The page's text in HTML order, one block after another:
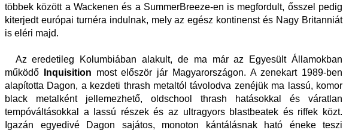
többek között a Wackenen és a SummerBreeze-en is megfordult, ősszel pedig
kiterjedt európai turnéra indulnak, mely az egész kontinenst és Nagy Britanniát
is eléri majd.
Az eredetileg Kolumbiában alakult, de ma már az Egyesült Államokban
működő
Inquisition most először jár Magyarországon. A zenekart 1989-ben
alapította Dagon, a kezdeti thrash metaltól távolodva zenéjük ma lassú, komor
black metalként jellemezhető, oldschool thrash hatásokkal és váratlan
tempóváltásokkal a lassú részek és az ultragyors blastbeatek és riffek közt.
Igazán egyedivé Dagon sajátos, monoton kántálásnak ható éneke teszi